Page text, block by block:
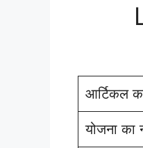
आर्टिकल
योजना का